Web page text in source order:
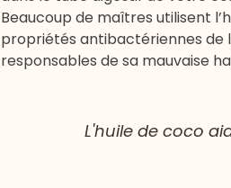
Beaucoup de maîtres utilisent
propriétés antibactériennes de
responsables de sa mauvaise
L'huile de coco